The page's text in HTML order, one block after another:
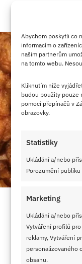
Abychom poskytli co
informacím o
našim partnerům
na tomto webu.
Kliknutím níže
budou použity pouze
pomocí přepínačů v
obrazovky.
Statistiky
Ukládání a/nebo
Porozumění
Marketing
Ukládání a/nebo
Vytváření profilů
reklamy, Vytváření
personalizovaného
obsahu.
s